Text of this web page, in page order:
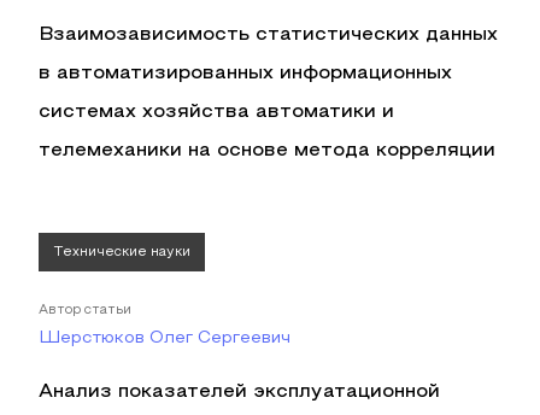
Взаимозависимость статистических данных
в автоматизированных информационных
системах хозяйства автоматики и
телемеханики на основе метода корреляции
Технические науки
Автор статьи
Шерстюков Олег Сергеевич
Анализ показателей эксплуатационной